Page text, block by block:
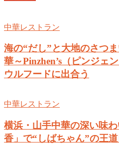
中華レストラン
海の“だし”と大地のさつ
華～Pinzhen’s（ピンジェ
ウルフードに出合う
中華レストラン
横浜・山手中華の深い味
香」で“しばちゃん”の王